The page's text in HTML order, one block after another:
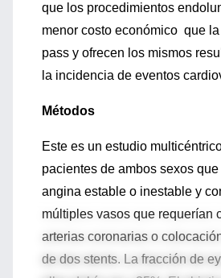
que los procedimientos
menor costo económico que
pass y ofrecen los mismos
la incidencia de eventos
Métodos
Este es un estudio
pacientes de ambos sexos
angina estable o inestable y
múltiples vasos que requerían
arterias coronarias o
de dos stents. La fracción de